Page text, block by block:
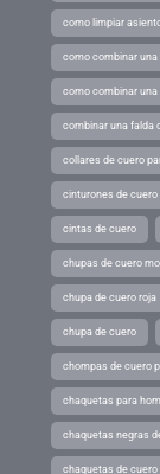
como limpiar
como combinar
como combinar una
combinar una falda
collares de cuero
cinturones de cuero
cintas de cuero
chupas de cuero
chupa de cuero roja
chupa de cuero
chompas de cuero
chaquetas para
chaquetas negras
chaquetas de cuero